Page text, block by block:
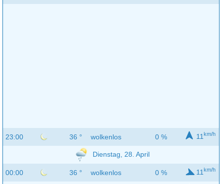
23:00 36 ° wolkenlos 0 % 11 km/h
Dienstag, 28. April
00:00 36 ° wolkenlos 0 % 11 km/h